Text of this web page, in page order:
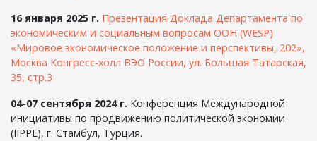
16 января 2025 г. Презентация Доклада Департамента по
экономическим и социальным вопросам ООН (WESP)
«Мировое экономическое положение и перспективы, 202»,
Москва Конгресс-холл ВЭО России, ул. Большая Татарская,
35, стр.3
04-07 сентября 2024 г. Конференция Международной
инициативы по продвижению политической экономии
(IIPPE), г. Стамбул, Турция.